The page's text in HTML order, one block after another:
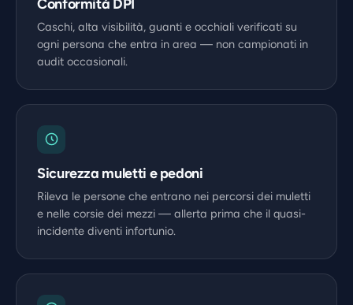
Conformità DPI
Caschi, alta visibilità, guanti e occhiali verificati su
ogni persona che entra in area — non campionati in
audit occasionali.
Sicurezza muletti e pedoni
Rileva le persone che entrano nei percorsi dei muletti
e nelle corsie dei mezzi — allerta prima che il quasi-
incidente diventi infortunio.